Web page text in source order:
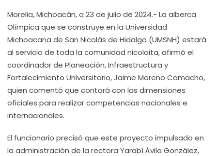
Morelia, Michoacán, a 23 de julio de 2024.- La alberca
Olímpica que se construye en la Universidad
Michoacana de San Nicolás de Hidalgo (UMSNH) estará
al servicio de toda la comunidad nicolaita, afirmó el
coordinador de Planeación, Infraestructura y
Fortalecimiento Universitario, Jaime Moreno Camacho,
quien comentó que contará con las dimensiones
oficiales para realizar competencias nacionales e
internacionales.
El funcionario precisó que este proyecto impulsado en
la administración de la rectora Yarabí Ávila González,